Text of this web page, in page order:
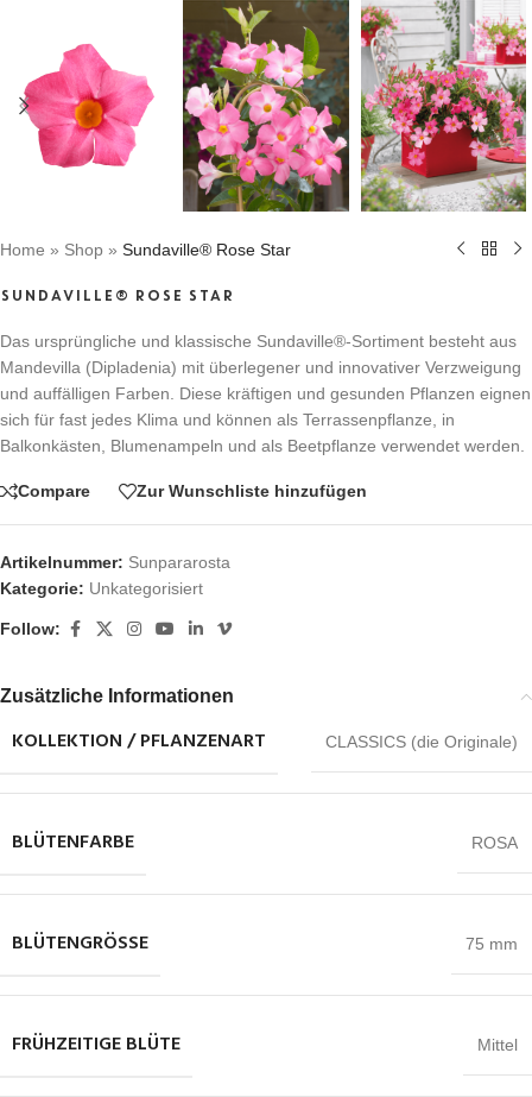
Home » Shop » Sundaville® Rose Star
SUNDAVILLE® ROSE STAR
Das ursprüngliche und klassische Sundaville®-Sortiment besteht aus
Mandevilla (Dipladenia) mit überlegener und innovativer Verzweigung
und auffälligen Farben. Diese kräftigen und gesunden Pflanzen eignen
sich für fast jedes Klima und können als Terrassenpflanze, in
Balkonkästen, Blumenampeln und als Beetpflanze verwendet werden.
Compare Zur Wunschliste hinzufügen
Artikelnummer: Sunpararosta
Kategorie: Unkategorisiert
Follow:
Zusätzliche Informationen
KOLLEKTION / PFLANZENART CLASSICS (die Originale)
BLÜTENFARBE ROSA
BLÜTENGRÖSSE 75 mm
FRÜHZEITIGE BLÜTE Mittel